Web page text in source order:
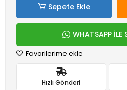
Sepete Ekle
WHATSAPP İLE
Favorilerime ekle
Hızlı Gönderi